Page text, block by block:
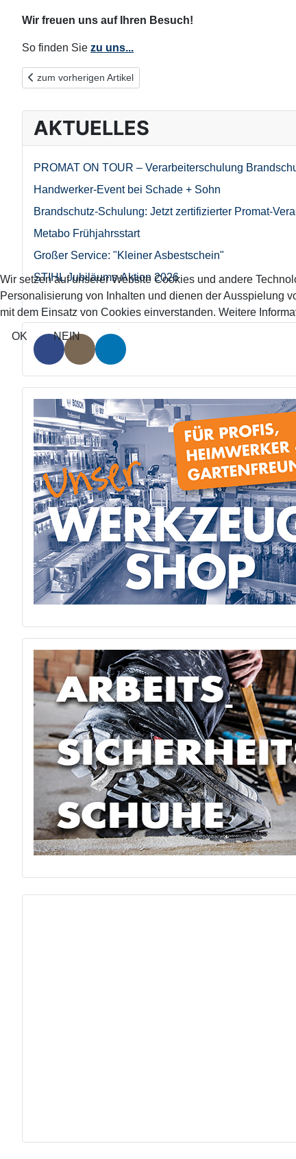
Wir freuen uns auf Ihren Besuch!
So finden Sie zu uns...
Vorheriger Beitrag: STIHL Cashback-Aktion Gartengeräte 2023
zum vorherigen Artikel
AKTUELLES
PROMAT ON TOUR – Verarbeiterschulung
Handwerker-Event bei Schade + Sohn
Brandschutz-Schulung: Jetzt zertifizierter Promat-
Metabo Frühjahrsstart
Großer Service: "Kleiner Asbestschein"
STIHL Jubiläums-Aktion 2026
Wir setzen auf unserer Website Cookies und andere
Personalisierung von Inhalten und dienen der Ausspielung
mit dem Einsatz von Cookies einverstanden. Weitere
OK NEIN